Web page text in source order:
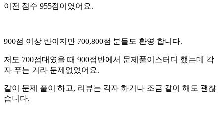
이전 점수 955점이였어요.
900점 이상 반이지만 700,800점 분들도 환영 합니다.
저도 700점대였을 때 900점반에서 문제풀이스터디 했는데 각
자 푸는 거라 문제없었어요.
같이 문제 풀이 하고, 리뷰는 각자 하거나 조금 같이 해도 괜찮
습니다.